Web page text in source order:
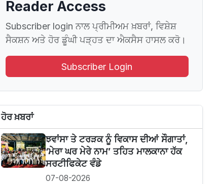
Reader Access
Subscriber login ਨਾਲ ਪ੍ਰੀਮੀਅਮ ਖ਼ਬਰਾਂ, ਵਿਸ਼ੇਸ਼
ਸੈਕਸ਼ਨ ਅਤੇ ਹੋਰ ਡੂੰਘੀ ਪੜ੍ਹਤ ਦਾ ਐਕਸੈਸ ਹਾਸਲ ਕਰੋ।
Subscriber Login
ਹੋਰ ਖ਼ਬਰਾਂ
ਝਵਾਂਸਾ ਤੇ ਟਰੜਕ ਨੂੰ ਵਿਕਾਸ ਦੀਆਂ ਸੌਗਾਤਾਂ,
‘ਮੇਰਾ ਘਰ ਮੇਰੇ ਨਾਮ’ ਤਹਿਤ ਮਾਲਕਾਨਾ ਹੱਕ
ਸਰਟੀਫਿਕੇਟ ਵੰਡੇ
07-08-2026